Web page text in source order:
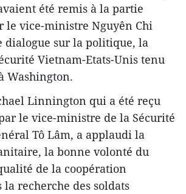
été remis à la partie
le vice-ministre Nguyên Chi
dialogue sur la politique, la
Vietnam-Etats-Unis tenu
Washington.
Linnington qui a été reçu
le vice-ministre de la Sécurité
Tô Lâm, a applaudi la
la bonne volonté du
de la coopération
recherche des soldats